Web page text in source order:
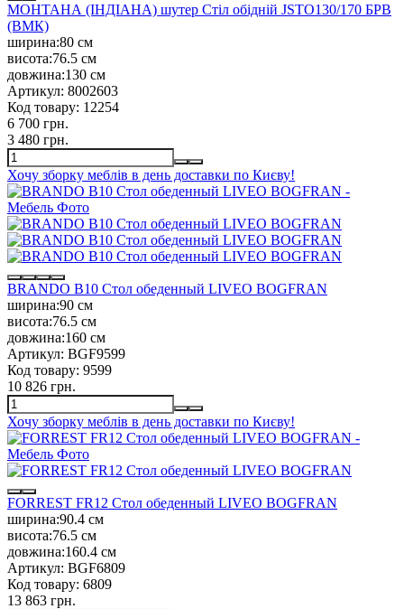
МОНТАНА (ІНДІАНА) шутер Стіл обідній JSTO130/170 БРВ
(ВМК)
ширина:80 см
висота:76.5 см
довжина:130 см
Артикул: 8002603
Код товару: 12254
6 700 грн.
3 480 грн.
Хочу зборку меблів в день доставки по Києву!
BRANDO B10 Стол обеденный LIVEO BOGFRAN
ширина:90 см
висота:76.5 см
довжина:160 см
Артикул: BGF9599
Код товару: 9599
10 826 грн.
Хочу зборку меблів в день доставки по Києву!
FORREST FR12 Стол обеденный LIVEO BOGFRAN
ширина:90.4 см
висота:76.5 см
довжина:160.4 см
Артикул: BGF6809
Код товару: 6809
13 863 грн.